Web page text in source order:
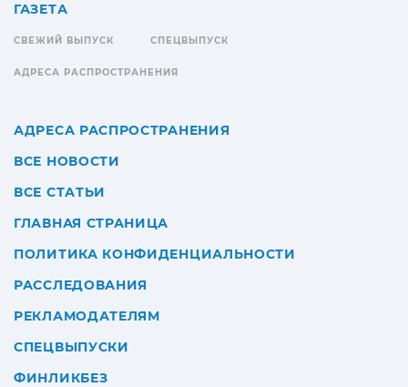
ГАЗЕТА
СВЕЖИЙ ВЫПУСК СПЕЦВЫПУСК
АДРЕСА РАСПРОСТРАНЕНИЯ
АДРЕСА РАСПРОСТРАНЕНИЯ
ВСЕ НОВОСТИ
ВСЕ СТАТЬИ
ГЛАВНАЯ СТРАНИЦА
ПОЛИТИКА КОНФИДЕНЦИАЛЬНОСТИ
РАССЛЕДОВАНИЯ
РЕКЛАМОДАТЕЛЯМ
СПЕЦВЫПУСКИ
ФИНЛИКБЕЗ